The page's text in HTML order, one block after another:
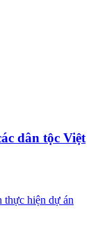
dân tộc Việt
hiện dự án